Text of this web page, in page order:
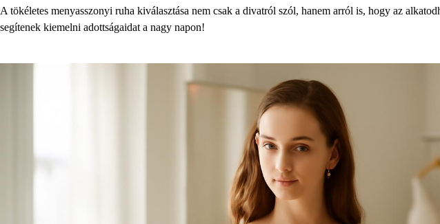
A tökéletes menyasszonyi ruha kiválasztása nem csak a divatról szól, hanem arról is, hogy az
segítenek kiemelni adottságaidat a nagy napon!